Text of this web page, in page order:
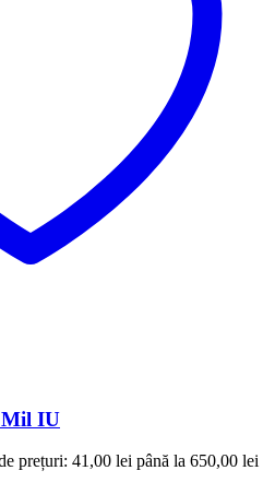
IU
prețuri: 41,00 lei până la 650,00 lei